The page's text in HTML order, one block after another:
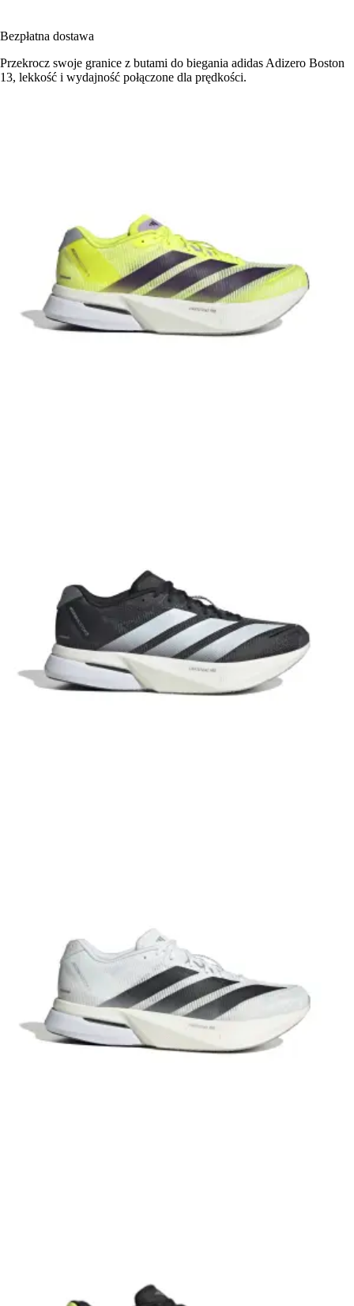
Bezpłatna dostawa
Przekrocz swoje granice z butami do biegania adidas Adizero Boston
13, lekkość i wydajność połączone dla prędkości.